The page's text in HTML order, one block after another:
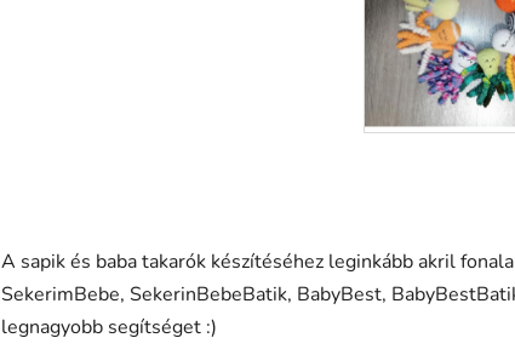
A sapik és baba takarók készítéséhez leginkább akril
SekerimBebe, SekerinBebeBatik, BabyBest,
legnagyobb segítséget :)